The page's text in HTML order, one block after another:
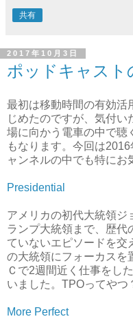
共有
2017年10月3日
ポッドキャスト
最初は移動時間の有効活
じめたのですが、気付い
場に向かう電車の中で聴
もなります。今回は
ャンネルの中でも特にお
Presidential
アメリカの初代大統領ジ
ランプ大統領まで、歴代
ていないエピソードを交
の大統領にフォーカスを
Ｃで2週間近く仕事をし
いました。TPOってやつ
More Perfect